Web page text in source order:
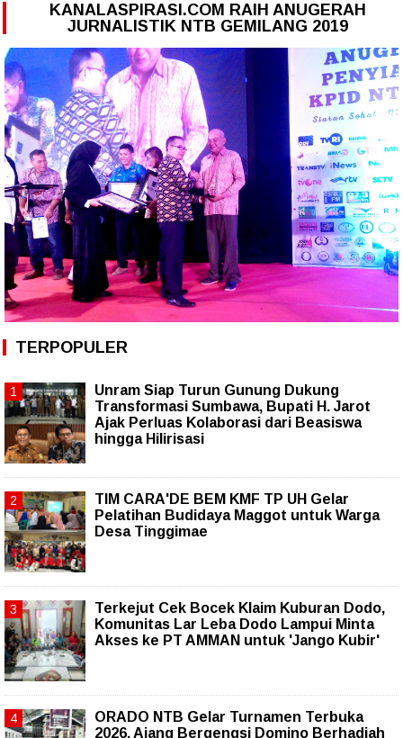
KANALASPIRASI.COM RAIH ANUGERAH
JURNALISTIK NTB GEMILANG 2019
TERPOPULER
Unram Siap Turun Gunung Dukung
Transformasi Sumbawa, Bupati H. Jarot
Ajak Perluas Kolaborasi dari Beasiswa
hingga Hilirisasi
TIM CARA'DE BEM KMF TP UH Gelar
Pelatihan Budidaya Maggot untuk Warga
Desa Tinggimae
Terkejut Cek Bocek Klaim Kuburan Dodo,
Komunitas Lar Leba Dodo Lampui Minta
Akses ke PT AMMAN untuk 'Jango Kubir'
ORADO NTB Gelar Turnamen Terbuka
2026, Ajang Bergengsi Domino Berhadiah